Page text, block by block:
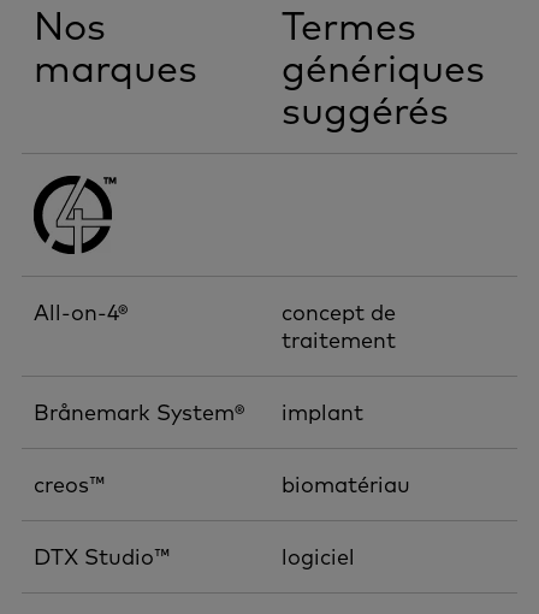
Nos
marques
Termes
génériques
suggérés
All-on-4®
concept de
traitement
Brånemark System® implant
creos™ biomatériau
DTX Studio™ logiciel